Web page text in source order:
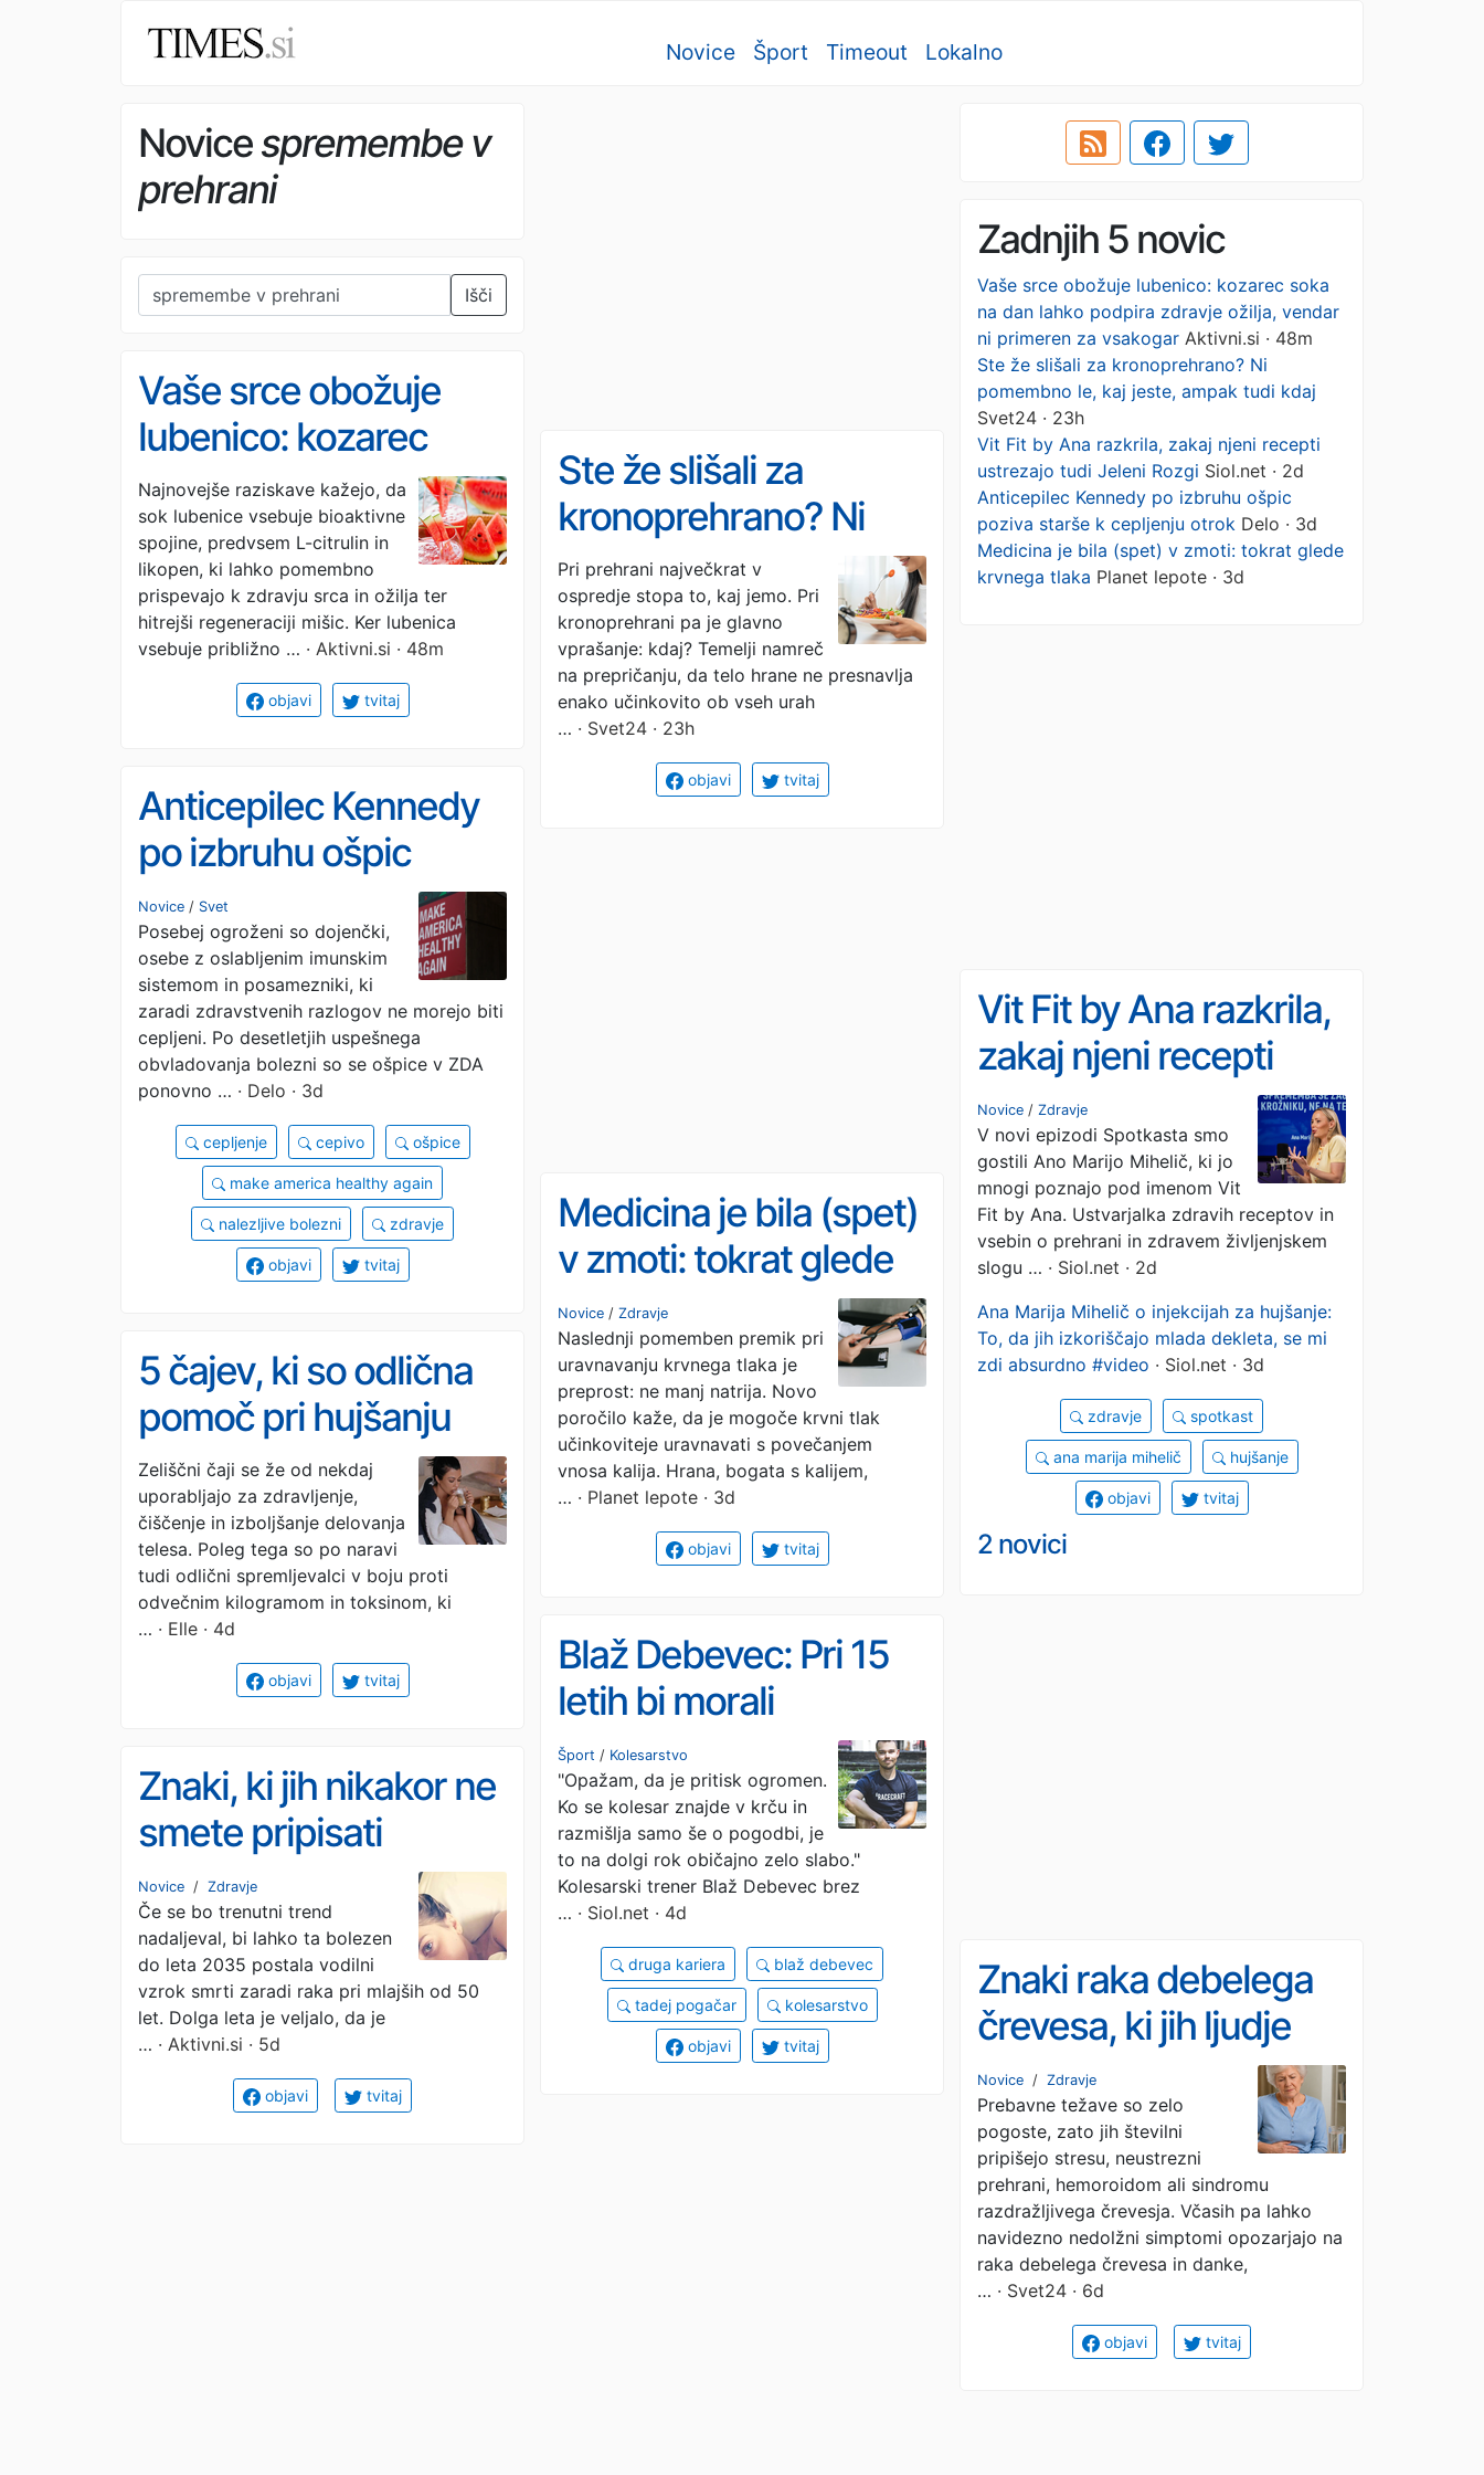
Novice Šport Timeout Lokalno
Novicespremembe v
prehrani
Išči
Zadnjih 5 novic
Vaše srce obožuje lubenico: kozarec soka
na dan lahko podpira zdravje ožilja, vendar
ni primeren za vsakogar Aktivni.si · 48m
Ste že slišali za kronoprehrano? Ni
pomembno le, kaj jeste, ampak tudi kdaj
Svet24 · 23h
Vit Fit by Ana razkrila, zakaj njeni recepti
ustrezajo tudi Jeleni Rozgi Siol.net · 2d
Anticepilec Kennedy po izbruhu ošpic
poziva starše k cepljenju otrok Delo · 3d
Medicina je bila (spet) v zmoti: tokrat glede
krvnega tlaka Planet lepote · 3d
Vaše srce obožuje
lubenico: kozarec
soka na dan lahko
podpira zdravje ožilja,
vendar ni primeren za
vsakogar
Najnovejše raziskave kažejo, da
sok lubenice vsebuje bioaktivne
spojine, predvsem L-citrulin in
likopen, ki lahko pomembno
prispevajo k zdravju srca in ožilja ter
hitrejši regeneraciji mišic. Ker lubenica
vsebuje približno … · Aktivni.si · 48m
objavi tvitaj
Ste že slišali za
kronoprehrano? Ni
pomembno le, kaj
jeste, ampak tudi kdaj
Pri prehrani največkrat v
ospredje stopa to, kaj jemo. Pri
kronoprehrani pa je glavno
vprašanje: kdaj? Temelji namreč
na prepričanju, da telo hrane ne presnavlja
enako učinkovito ob vseh urah
… · Svet24 · 23h
objavi tvitaj
Anticepilec Kennedy
po izbruhu ošpic
poziva starše k
cepljenju otrok
Novice / Svet
Posebej ogroženi so dojenčki,
osebe z oslabljenim imunskim
sistemom in posamezniki, ki
zaradi zdravstvenih razlogov ne morejo biti
cepljeni. Po desetletjih uspešnega
obvladovanja bolezni so se ošpice v ZDA
ponovno … · Delo · 3d
cepljenje cepivo ošpice
make america healthy again
nalezljive bolezni zdravje
objavi tvitaj
Vit Fit by Ana razkrila,
zakaj njeni recepti
ustrezajo tudi Jeleni
Rozgi
Novice / Zdravje
V novi epizodi Spotkasta smo
gostili Ano Marijo Mihelič, ki jo
mnogi poznajo pod imenom Vit
Fit by Ana. Ustvarjalka zdravih receptov in
vsebin o prehrani in zdravem življenjskem
slogu … · Siol.net · 2d
Ana Marija Mihelič o injekcijah za hujšanje:
To, da jih izkoriščajo mlada dekleta, se mi
zdi absurdno #video · Siol.net · 3d
zdravje spotkast
ana marija mihelič hujšanje
objavi tvitaj
2 novici
Medicina je bila (spet)
v zmoti: tokrat glede
krvnega tlaka
Novice / Zdravje
Naslednji pomemben premik pri
uravnavanju krvnega tlaka je
preprost: ne manj natrija. Novo
poročilo kaže, da je mogoče krvni tlak
učinkoviteje uravnavati s povečanjem
vnosa kalija. Hrana, bogata s kalijem,
… · Planet lepote · 3d
objavi tvitaj
5 čajev, ki so odlična
pomoč pri hujšanju
(zadnjih dveh še
zagotovo niste
poskusili)
Zeliščni čaji se že od nekdaj
uporabljajo za zdravljenje,
čiščenje in izboljšanje delovanja
telesa. Poleg tega so po naravi
tudi odlični spremljevalci v boju proti
odvečnim kilogramom in toksinom, ki
… · Elle · 4d
objavi tvitaj
Blaž Debevec: Pri 15
letih bi morali
razmišljati o domači
nalogi, ne pa o
pogodbah
Šport / Kolesarstvo
"Opažam, da je pritisk ogromen.
Ko se kolesar znajde v krču in
razmišlja samo še o pogodbi, je
to na dolgi rok običajno zelo slabo."
Kolesarski trener Blaž Debevec brez
… · Siol.net · 4d
druga kariera blaž debevec
tadej pogačar kolesarstvo
objavi tvitaj
Znaki, ki jih nikakor ne
smete pripisati
hemoroidom ali
stresu: za to vrsto
raka zboleva vse več
mladih
Novice / Zdravje
Če se bo trenutni trend
nadaljeval, bi lahko ta bolezen
do leta 2035 postala vodilni
vzrok smrti zaradi raka pri mlajših od 50
let. Dolga leta je veljalo, da je
… · Aktivni.si · 5d
objavi tvitaj
Znaki raka debelega
črevesa, ki jih ljudje
pogosto spregledajo
Novice / Zdravje
Prebavne težave so zelo
pogoste, zato jih številni
pripišejo stresu, neustrezni
prehrani, hemoroidom ali sindromu
razdražljivega črevesja. Včasih pa lahko
navidezno nedolžni simptomi opozarjajo na
raka debelega črevesa in danke,
… · Svet24 · 6d
objavi tvitaj